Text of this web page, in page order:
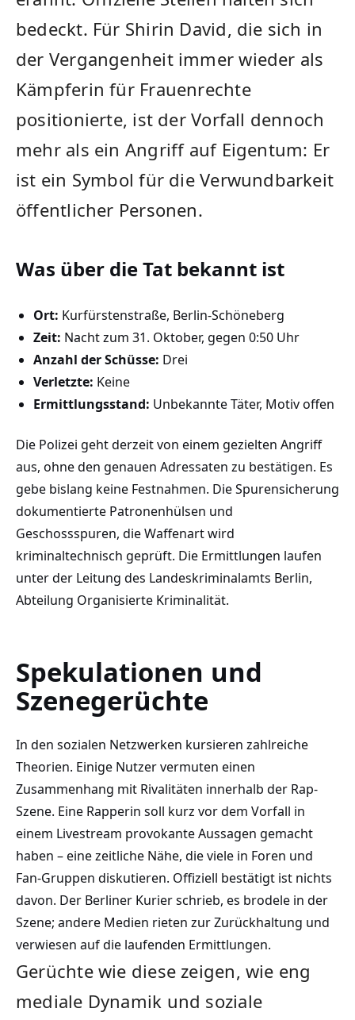
bedeckt. Für Shirin David, die sich in
der Vergangenheit immer wieder als
Kämpferin für Frauenrechte
positionierte, ist der Vorfall dennoch
mehr als ein Angriff auf Eigentum: Er
ist ein Symbol für die Verwundbarkeit
öffentlicher Personen.
Was über die Tat bekannt ist
Ort: Kurfürstenstraße, Berlin-Schöneberg
Zeit: Nacht zum 31. Oktober, gegen 0:50 Uhr
Anzahl der Schüsse: Drei
Verletzte: Keine
Ermittlungsstand: Unbekannte Täter, Motiv offen
Die Polizei geht derzeit von einem gezielten Angriff
aus, ohne den genauen Adressaten zu bestätigen. Es
gebe bislang keine Festnahmen. Die Spurensicherung
dokumentierte Patronenhülsen und
Geschossspuren, die Waffenart wird
kriminaltechnisch geprüft. Die Ermittlungen laufen
unter der Leitung des Landeskriminalamts Berlin,
Abteilung Organisierte Kriminalität.
Spekulationen und
Szenegerüchte
In den sozialen Netzwerken kursieren zahlreiche
Theorien. Einige Nutzer vermuten einen
Zusammenhang mit Rivalitäten innerhalb der Rap-
Szene. Eine Rapperin soll kurz vor dem Vorfall in
einem Livestream provokante Aussagen gemacht
haben – eine zeitliche Nähe, die viele in Foren und
Fan-Gruppen diskutieren. Offiziell bestätigt ist nichts
davon. Der Berliner Kurier schrieb, es brodele in der
Szene; andere Medien rieten zur Zurückhaltung und
verwiesen auf die laufenden Ermittlungen.
Gerüchte wie diese zeigen, wie eng
mediale Dynamik und soziale